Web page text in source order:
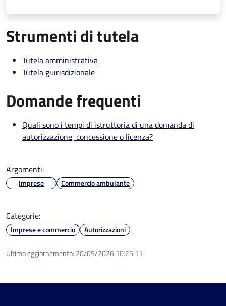
Strumenti di tutela
Tutela amministrativa
Tutela giurisdizionale
Domande frequenti
Quali sono i tempi di istruttoria di una domanda di
autorizzazione, concessione o licenza?
Argomenti:
Imprese Commercio ambulante
Categorie:
Imprese e commercio Autorizzazioni
Ultimo aggiornamento: 20/05/2026 10:25.11